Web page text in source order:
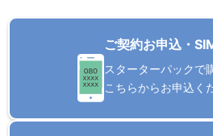
ご契約お申込・
スターターパックで
こちらからお申込く